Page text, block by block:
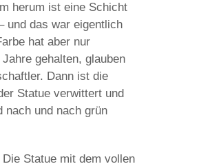
herum ist eine Schicht
und das war eigentlich
hat aber nur
gehalten, glauben
Dann ist die
Statue verwittert und
nach und nach grün
Die Statue mit dem vollen